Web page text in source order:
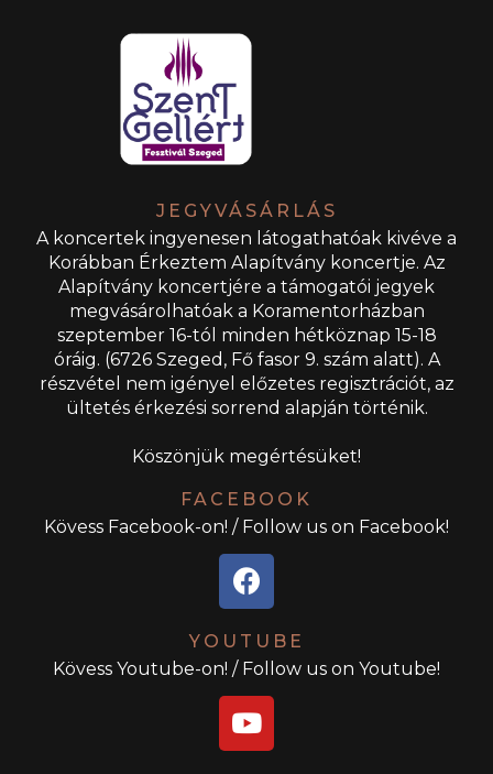
JEGYVÁSÁRLÁS
A koncertek ingyenesen látogathatóak kivéve a
Korábban Érkeztem Alapítvány koncertje. Az
Alapítvány koncertjére a támogatói jegyek
megvásárolhatóak a Koramentorházban
szeptember 16-tól minden hétköznap 15-18
óráig. (6726 Szeged, Fő fasor 9. szám alatt). A
részvétel nem igényel előzetes regisztrációt, az
ültetés érkezési sorrend alapján történik.
Köszönjük megértésüket!
FACEBOOK
Kövess Facebook-on! / Follow us on Facebook!
YOUTUBE
Kövess Youtube-on! / Follow us on Youtube!